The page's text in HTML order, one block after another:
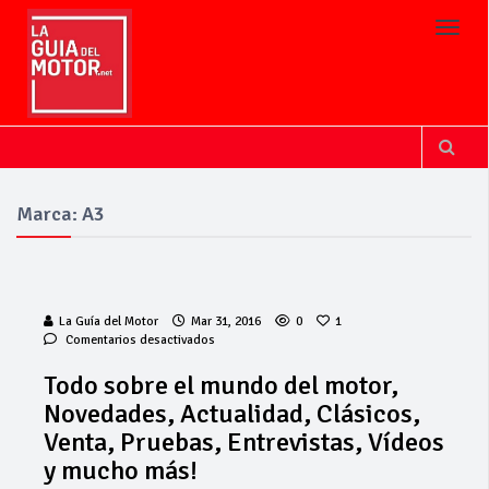
Marca: A3
La Guía del Motor Mar 31, 2016 0
1
Comentarios desactivados
el
mundo
del
motor,
Todo sobre el mundo del motor,
Novedades, Actualidad, Clásicos,
Venta, Pruebas, Entrevistas, Vídeos
y mucho más!